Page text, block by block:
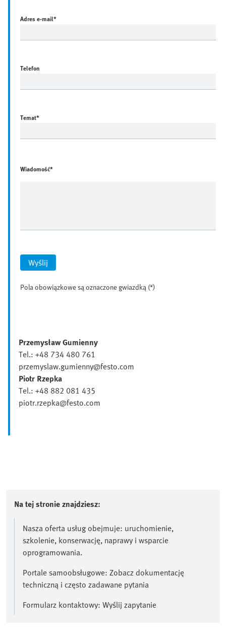
Adres e-mail*
Telefon
Temat*
Wiadomość*
Wyślij
Pola obowiązkowe są oznaczone gwiazdką (*)
Przemysław Gumienny
Tel.: +48 734 480 761
przemyslaw.gumienny@festo.com
Piotr Rzepka
Tel.: +48 882 081 435
piotr.rzepka@festo.com
Na tej stronie znajdziesz:
Nasza oferta usług obejmuje: uruchomienie,
szkolenie, konserwację, naprawy i wsparcie
oprogramowania.
Portale samoobsługowe: Zobacz dokumentację
techniczną i często zadawane pytania
Formularz kontaktowy: Wyślij zapytanie